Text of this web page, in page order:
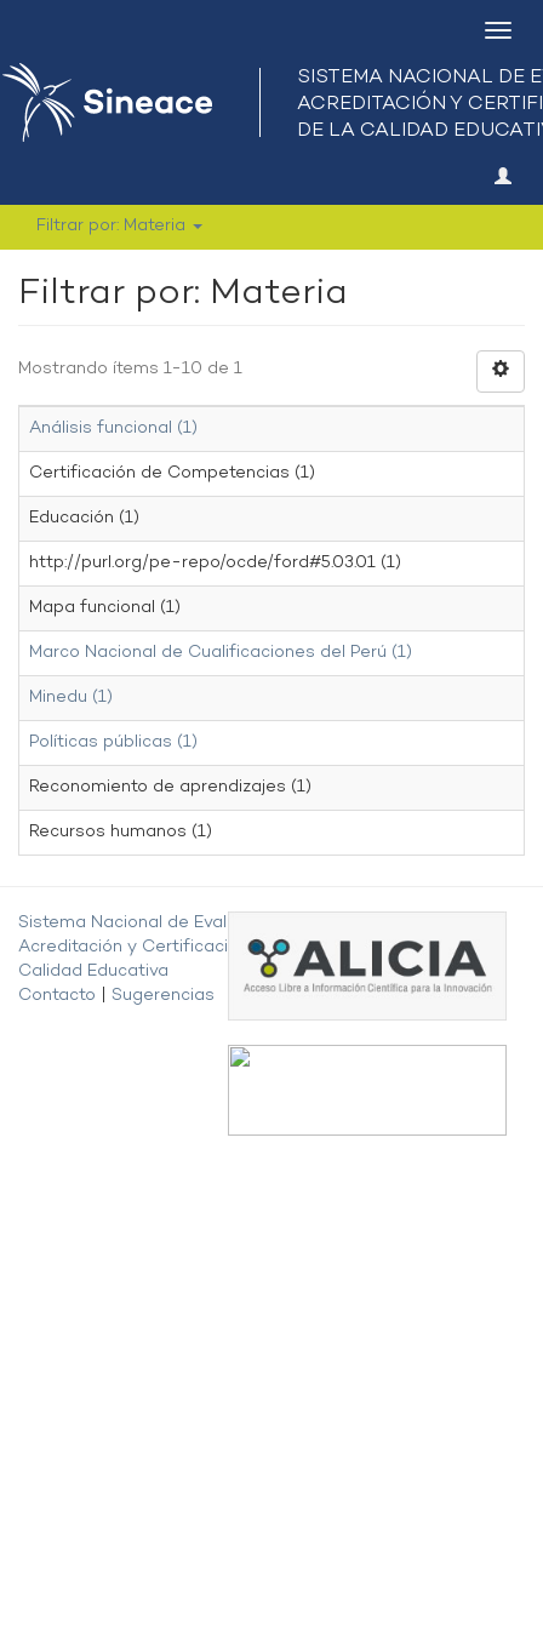
Filtrar por: Materia
Filtrar por: Materia
Mostrando ítems 1-10 de 1
Análisis funcional (1)
Certificación de Competencias (1)
Educación (1)
http://purl.org/pe-repo/ocde/ford#5.03.01 (1)
Mapa funcional (1)
Marco Nacional de Cualificaciones del Perú (1)
Minedu (1)
Políticas públicas (1)
Reconomiento de aprendizajes (1)
Recursos humanos (1)
Sistema Nacional de Evaluación,
Acreditación y Certificación de la
Calidad Educativa
Contacto
Sugerencias